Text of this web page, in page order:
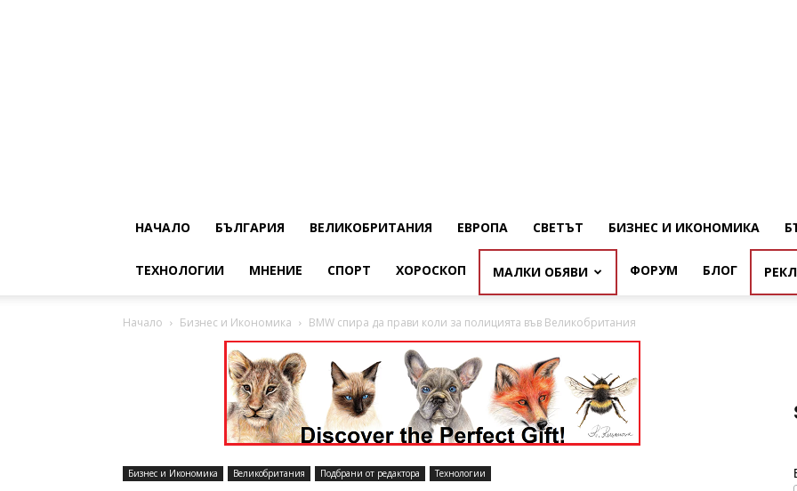
НАЧАЛО БЪЛГАРИЯ ВЕЛИКОБРИТАНИЯ ЕВРОПА СВЕТЪТ БИЗНЕС И ИКОНОМИКА
ТЕХНОЛОГИИ МНЕНИЕ СПОРТ ХОРОСКОП МАЛКИ ОБЯВИ ФОРУМ БЛОГ
Начало Бизнес и Икономика BMW спира да прави коли за полицията във Великобритания
Бизнес и Икономика Великобритания Подбрани от редактора Технологии